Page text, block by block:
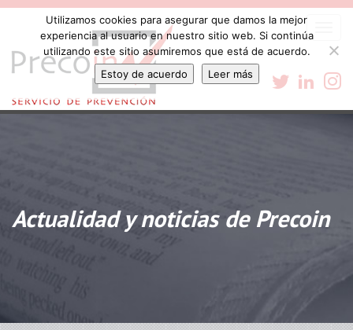
Actualidad y noticias de Precoin
Utilizamos cookies para asegurar que damos la mejor
experiencia al usuario en nuestro sitio web. Si continúa
utilizando este sitio asumiremos que está de acuerdo.
Estoy de acuerdo
Leer más